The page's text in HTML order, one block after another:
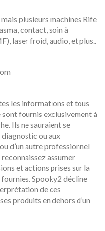
plusieurs machines Rife
contact, soin à
laser froid, audio, et plus..
les informations et tous
fournis exclusivement à
Ils ne sauraient se
diagnostic ou aux
d’un autre professionnel
assumer
et actions prises sur la
Spooky2 décline
de ces
produits en dehors d’un